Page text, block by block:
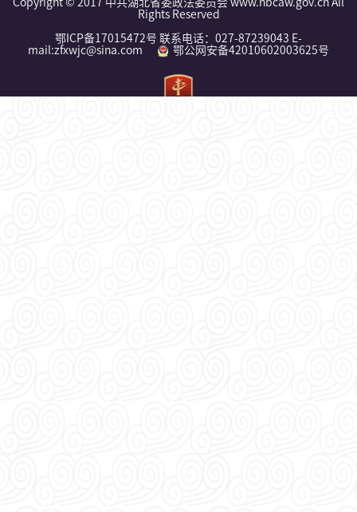
Copyright © 2017 中共湖北省委政法委员会 www.hbcaw.gov.cn All
Rights Reserved
鄂ICP备17015472号 联系电话：027-87239043 E-
mail:zfxwjc@sina.com
鄂公网安备42010602003625号